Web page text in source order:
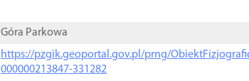
Góra Parkowa
https://pzgik.geoportal.gov.pl/prng/
000000213847-331282